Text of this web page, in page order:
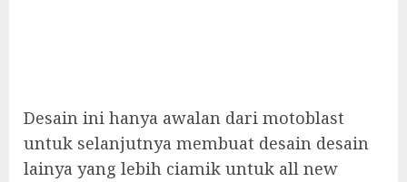
Desain ini hanya awalan dari motoblast
untuk selanjutnya membuat desain desain
lainya yang lebih ciamik untuk all new